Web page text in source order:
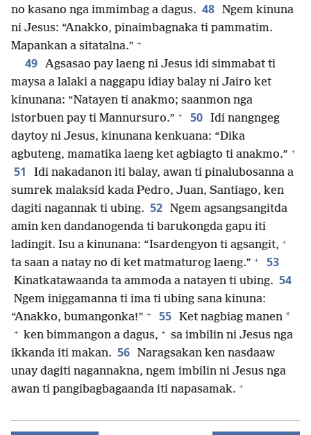
no kasano nga immimbag a dagus. 48 Ngem kinuna
ni Jesus: “Anakko, pinaimbagnaka ti pammatim.
Mapankan a sitatalna.” +
49 Agsasao pay laeng ni Jesus idi simmabat ti
maysa a lalaki a naggapu idiay balay ni Jairo ket
kinunana: “Natayen ti anakmo; saanmon nga
istorbuen pay ti Mannursuro.” + 50 Idi nangngeg
daytoy ni Jesus, kinunana kenkuana: “Dika
agbuteng, mamatika laeng ket agbiagto ti anakmo.” +
51
Idi nakadanon iti balay, awan ti pinalubosanna a
sumrek malaksid kada Pedro, Juan, Santiago, ken
dagiti nagannak ti ubing. 52 Ngem agsangsangitda
amin ken dandanogenda ti barukongda gapu iti
ladingit. Isu a kinunana: “Isardengyon ti agsangit, +
ta saan a natay no di ket matmaturog laeng.” + 53
Kinatkatawaanda ta ammoda a natayen ti ubing. 54
Ngem iniggamanna ti ima ti ubing sana kinuna:
“Anakko, bumangonka!” + 55 Ket nagbiag manen *
+ ken bimmangon a dagus, + sa imbilin ni Jesus nga
ikkanda iti makan. 56 Naragsakan ken nasdaaw
unay dagiti nagannakna, ngem imbilin ni Jesus nga
awan ti pangibagbagaanda iti napasamak. +